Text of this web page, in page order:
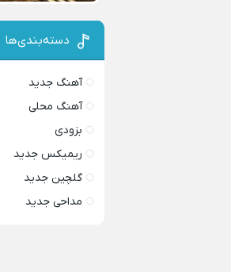
دسته‌بندی‌ها
آهنگ جدید
آهنگ محلی
بزودی
ریمیکس جدید
گلچین جدید
مداحی جدید